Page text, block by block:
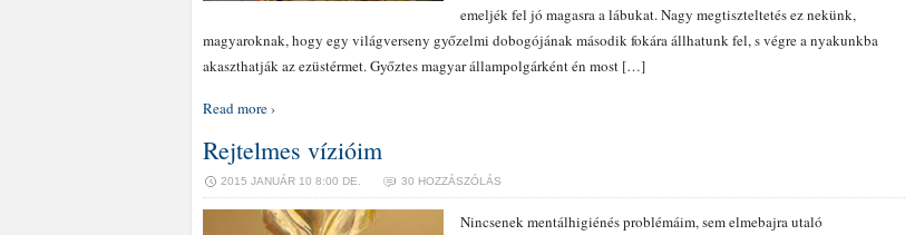
emeljék fel jó magasra a lábukat. Nagy megtiszteltetés ez nekünk,
magyaroknak, hogy egy világverseny győzelmi dobogójának második fokára állhatunk fel, s végre a nyakunkba
akaszthatják az ezüstérmet. Győztes magyar állampolgárként én most […]
Read more ›
Rejtelmes vízióim
2015 JANUÁR 10 8:00 DE. 30 HOZZÁSZÓLÁS
Nincsenek mentálhigiénés problémáim, sem elmebajra utaló